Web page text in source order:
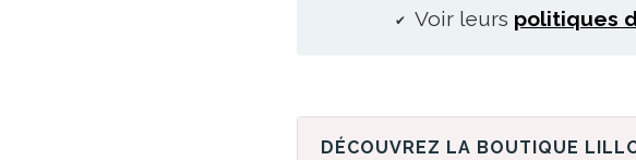
Voir leurs politiques
DÉCOUVREZ LA